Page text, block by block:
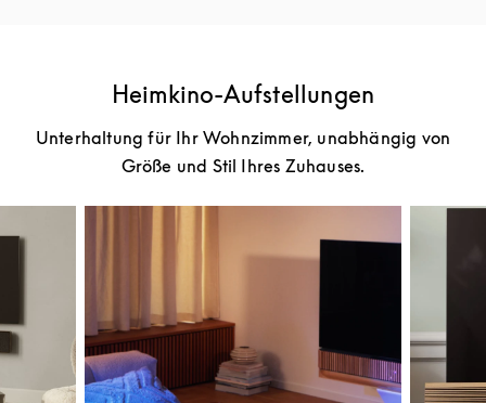
Heimkino-Aufstellungen
Unterhaltung für Ihr Wohnzimmer, unabhängig von
Größe und Stil Ihres Zuhauses.